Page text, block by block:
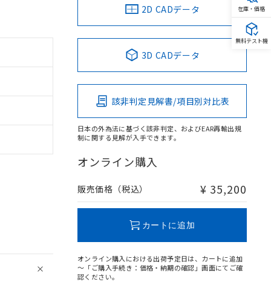
2D CADデータ
3D CADデータ
該非判定見解書/項目別対比表
日本の外為法に基づく該非判定、およびEAR再輸出規
制に関する見解が入手できます。
オンライン購入
販売価格（税込） ¥ 35,200
カートに追加
オンライン購入における出荷予定日は、カートに追加
～「ご購入手続き：価格・納期の確認」画面にてご確
認ください。
在庫・価格
無料テスト機